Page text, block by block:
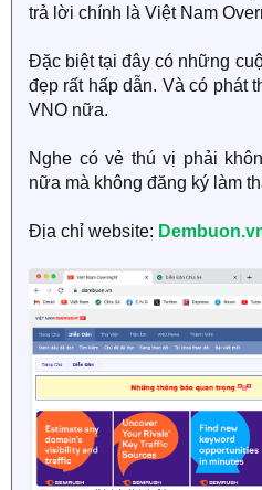
trả lời chính là Việt Nam
Đặc biệt tại đây có những
đẹp rất hấp dẫn. Và có phát
VNO nữa.
Nghe có vẻ thú vị phải
nữa mà không đăng ký làm
Địa chỉ website: